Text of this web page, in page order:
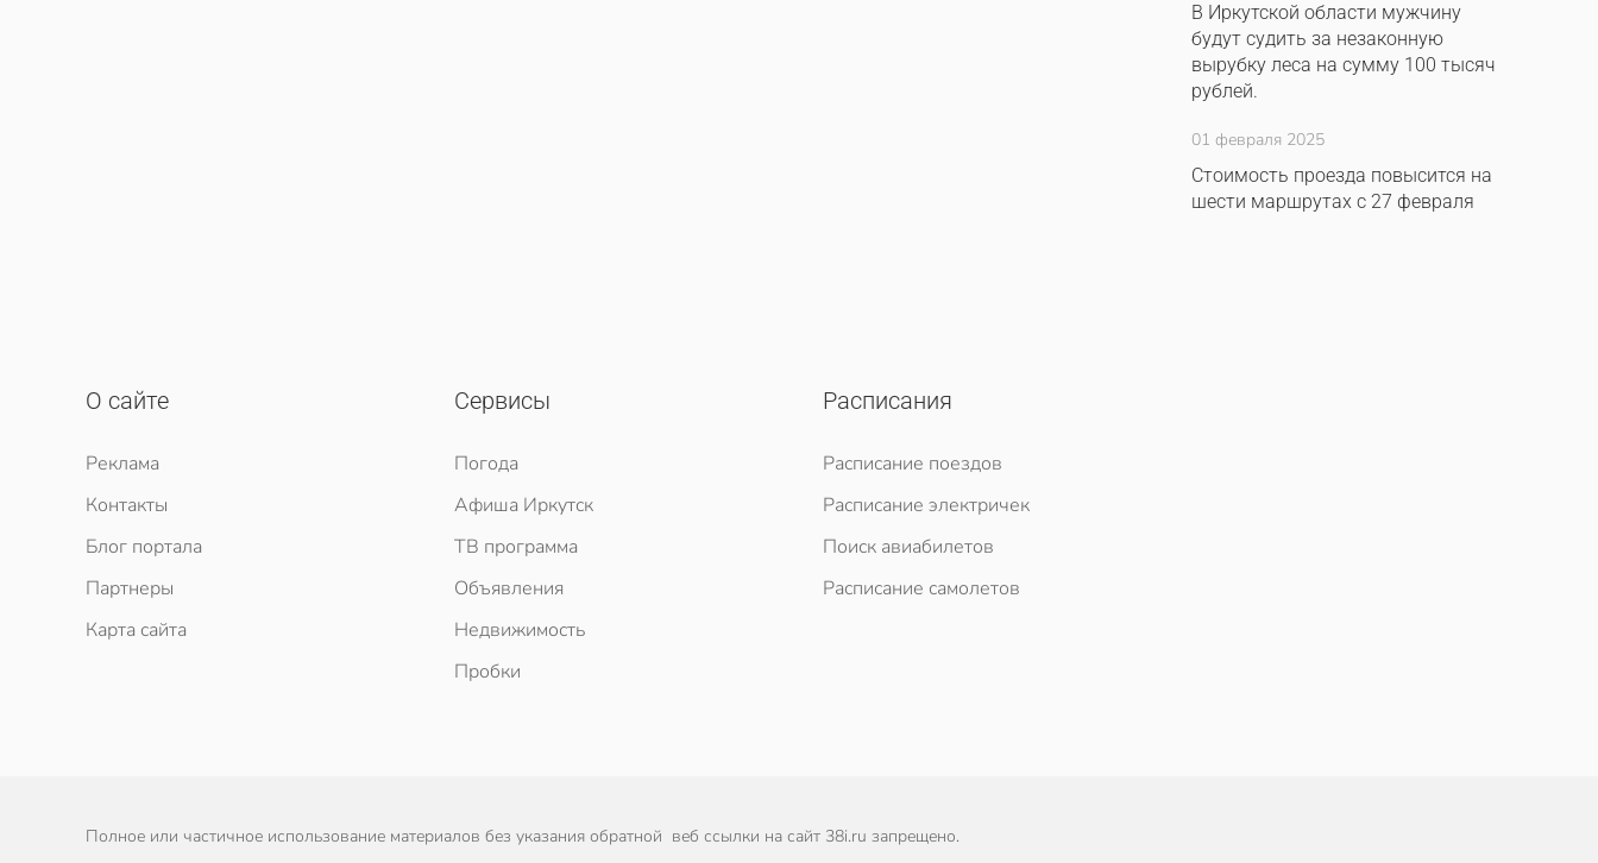
В Иркутской области мужчину
будут судить за незаконную
вырубку леса на сумму 100 тысяч
рублей.
01 февраля 2025
Стоимость проезда повысится на
шести маршрутах с 27 февраля
О сайте
Реклама
Контакты
Блог портала
Партнеры
Карта сайта
Сервисы
Погода
Афиша Иркутск
ТВ программа
Объявления
Недвижимость
Пробки
Расписания
Расписание поездов
Расписание электричек
Поиск авиабилетов
Расписание самолетов
Полное или частичное использование материалов без указания обратной веб ссылки на сайт 38i.ru запрещено.